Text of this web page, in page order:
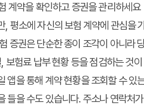
계약을 확인하고 증권을 관리하세요
, 평소에 자신의 보험 계약에 관심을
증권은 단순한 종이 조각이 아니라
보험료 납부 현황 등을 점검하는 것
앱을 통해 계약 현황을 조회할 수
들을 수도 있습니다. 주소나 연락처